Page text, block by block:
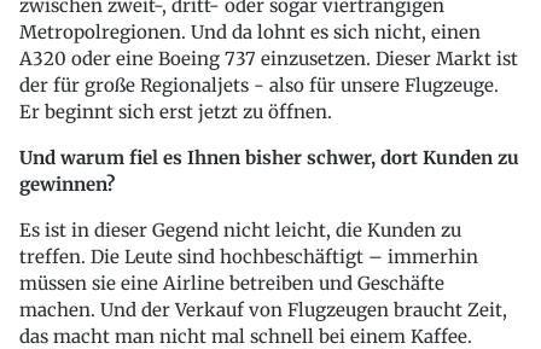
zwischen zweit-, dritt- oder sogar viertrangigen
Metropolregionen. Und da lohnt es sich nicht, einen
A320 oder eine Boeing 737 einzusetzen. Dieser Markt ist
der für große Regionaljets - also für unsere Flugzeuge.
Er beginnt sich erst jetzt zu öffnen.
Und warum fiel es Ihnen bisher schwer, dort Kunden zu
gewinnen?
Es ist in dieser Gegend nicht leicht, die Kunden zu
treffen. Die Leute sind hochbeschäftigt – immerhin
müssen sie eine Airline betreiben und Geschäfte
machen. Und der Verkauf von Flugzeugen braucht Zeit,
das macht man nicht mal schnell bei einem Kaffee.